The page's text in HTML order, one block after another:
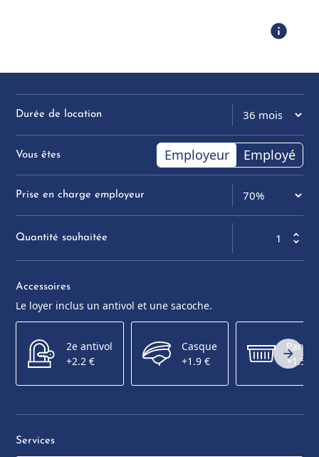
info
Durée de location
Vous êtes Employeur Employé
Prise en charge employeur
Quantité souhaitée
Accessoires
Le loyer inclus un antivol et une sacoche.
2e antivol
+2.2 €
Casque
+1.9 €
Panier
+1.5 €
arrow_forward
Services